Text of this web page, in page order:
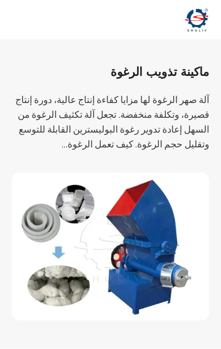
التجاوز
ماكينة تذويب الرغوة
آلة صهر الرغوة لها مزايا كفاءة إنتاج عالية، دورة إنتاج
قصيرة، وتكلفة منخفضة. تجعل آلة تكثيف الرغوة من
السهل إعادة تدوير رغوة البوليسترين القابلة للتوسع
وتقليل حجم الرغوة. كيف تعمل الرغوة…